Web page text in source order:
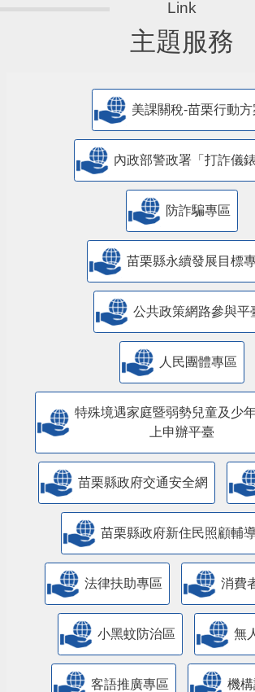
主題服務
美課關稅-苗栗行動方
內政部警政署「打詐儀錶
防詐騙專區
苗栗縣永續發展目標
公共政策網路參與平
人民團體專區
特殊境遇家庭暨弱勢兒童及少
上申辦平臺
苗栗縣政府交通安全網
苗栗縣政府新住民照顧輔
法律扶助專區 消費
小黑蚊防治區 無
客語推廣專區 機